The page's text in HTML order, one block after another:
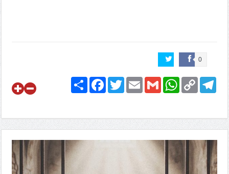
0
ShareFacebookTwitterEmailGmail
WhatsApp Copy
Link
Telegram